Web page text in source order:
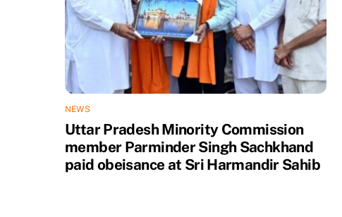
NEWS
Uttar Pradesh Minority Commission
member Parminder Singh Sachkhand
paid obeisance at Sri Harmandir Sahib